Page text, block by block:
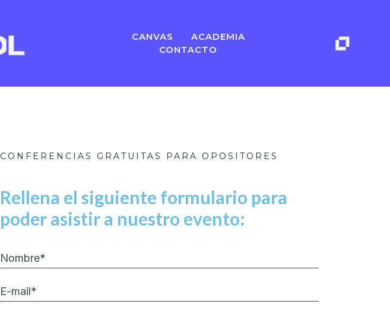
CANVAS
ACADEMIA
CONTACTO
CONFERENCIAS GRATUITAS PARA OPOSITORES
Rellena el siguiente formulario para
poder asistir a nuestro evento: